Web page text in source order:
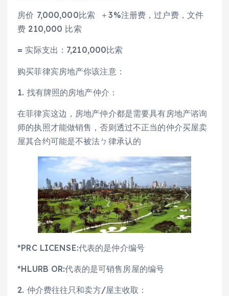
房价 7,000,000比索 ＋3%注册费，过户费，文件
费 210,000 比索
= 实际支出：7,210,000比索
购买菲律宾房地产你该注意：
1. 找有牌照的房地产仲介：
在菲律宾这边，房地产仲介都是需要具有房地产谘询
师的执照才能做销售，否则透过不正当的仲介买屋卖
屋其合约可能是不被法ㄅ律承认的
*PRC LICENSE:代表的是仲介编号
*HLURB OR:代表的是可销售房屋的编号
2. 仲介费往往只和卖方/屋主收取：